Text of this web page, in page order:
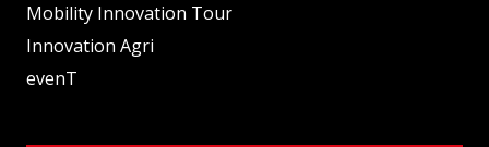
Mobility Innovation Tour
Innovation Agri
evenT